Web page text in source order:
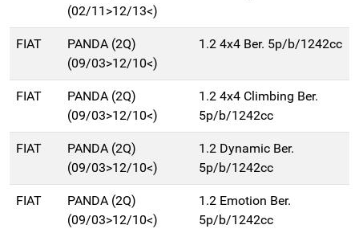
(02/11>12/13<)
FIAT
PANDA (2Q)
(09/03>12/10<)
1.2 4x4 Ber. 5p/b/1242cc
FIAT
PANDA (2Q)
(09/03>12/10<)
1.2 4x4 Climbing Ber.
5p/b/1242cc
FIAT
PANDA (2Q)
(09/03>12/10<)
1.2 Dynamic Ber.
5p/b/1242cc
FIAT
PANDA (2Q)
(09/03>12/10<)
1.2 Emotion Ber.
5p/b/1242cc